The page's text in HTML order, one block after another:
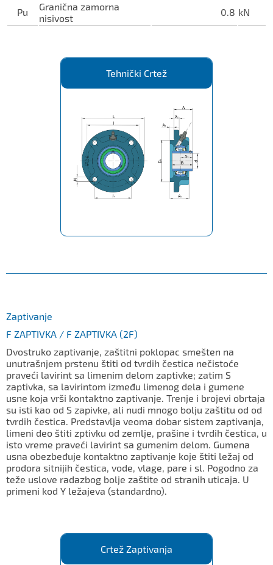
Pu
Granična zamorna
nisivost
0.8 kN
Tehnički Crtež
Zaptivanje
F ZAPTIVKA / F ZAPTIVKA (2F)
Dvostruko zaptivanje, zaštitni poklopac smešten na
unutrašnjem prstenu štiti od tvrdih čestica nečistoće
praveći lavirint sa limenim delom zaptivke; zatim S
zaptivka, sa lavirintom između limenog dela i gumene
usne koja vrši kontaktno zaptivanje. Trenje i brojevi obrtaja
su isti kao od S zapivke, ali nudi mnogo bolju zaštitu od od
tvrdih čestica. Predstavlja veoma dobar sistem zaptivanja,
limeni deo štiti zptivku od zemlje, prašine i tvrdih čestica, u
isto vreme praveći lavirint sa gumenim delom. Gumena
usna obezbeđuje kontaktno zaptivanje koje štiti ležaj od
prodora sitnijih čestica, vode, vlage, pare i sl. Pogodno za
teže uslove radazbog bolje zaštite od stranih uticaja. U
primeni kod Y ležajeva (standardno).
Crtež Zaptivanja